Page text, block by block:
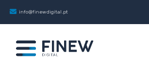
info@finewdigital.pt
Managing Director